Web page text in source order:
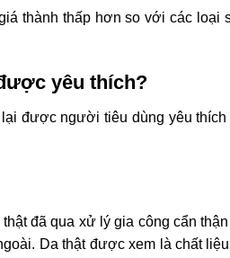
thành thấp hơn so với các loại
yêu thích?
được người tiêu dùng yêu
đã qua xử lý gia công cẩn
Da thật được xem là chất